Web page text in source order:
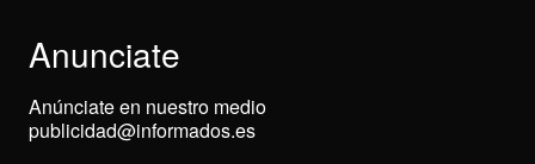
Anunciate
Anúnciate en nuestro medio
publicidad@informados.es